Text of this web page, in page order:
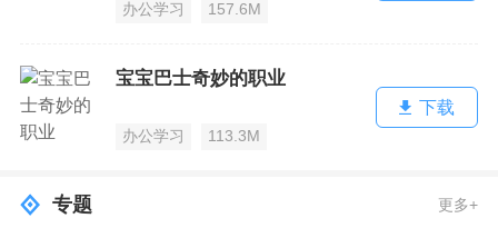
办公学习 157.6M
宝宝巴士奇妙的职业
办公学习 113.3M
下载
专题 更多+